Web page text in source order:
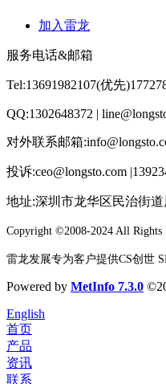
加入雷龙
服务电话&邮箱
Tel:13691982107(优先
QQ:1302648372 |
对外联系邮箱
投诉:ceo@longsto.com
地址:深圳市龙华区民治街
Copyright ©2008-2024 All Rights
雷龙发展专为客户提供CS创世
Powered by MetInfo 7.3.0
English
首页
产品
资讯
联系